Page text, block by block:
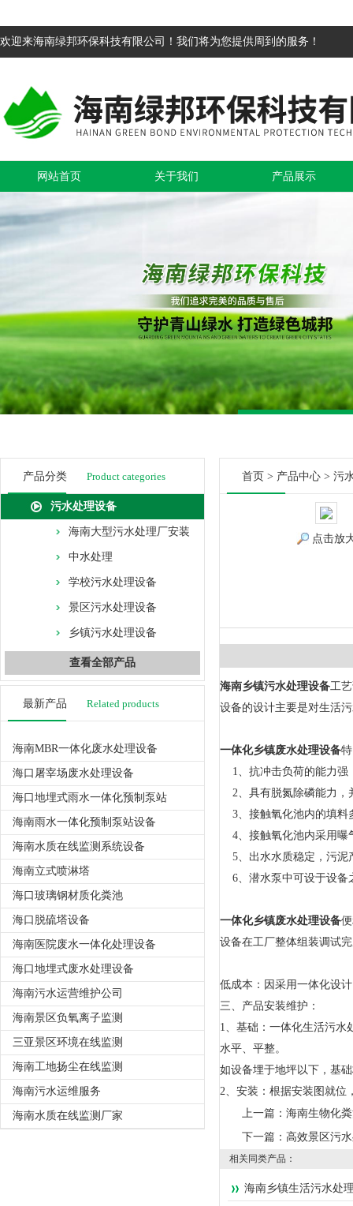
欢迎来海南绿邦环保科技有限公司！我们将为您提供周到的服务！
网站首页 关于我们 产品展示
产品分类 Product categories
污水处理设备
海南大型污水处理厂安装
中水处理
学校污水处理设备
景区污水处理设备
乡镇污水处理设备
查看全部产品
最新产品 Related products
海南MBR一体化废水处理设备
海口屠宰场废水处理设备
海口地埋式雨水一体化预制泵站
海南雨水一体化预制泵站设备
海南水质在线监测系统设备
海南立式喷淋塔
海口玻璃钢材质化粪池
海口脱硫塔设备
海南医院废水一体化处理设备
海口地埋式废水处理设备
海南污水运营维护公司
海南景区负氧离子监测
三亚景区环境在线监测
海南工地扬尘在线监测
海南污水运维服务
海南水质在线监测厂家
首页 > 产品中心 > 污
点击放
海南乡镇污水处理设备工
设备的设计主要是对生活
一体化乡镇废水处理设备
1、抗冲击负荷的能力强
2、具有脱氮除磷能力，
3、接触氧化池内的填料
4、接触氧化池内采用曝
5、出水水质稳定，污泥
6、潜水泵中可设于设备
一体化乡镇废水处理设备
设备在工厂整体组装调试
低成本：因采用一体化设
三、产品安装维护：
1、基础：一体化生活污水
水平、平整。
如设备埋于地坪以下，基
2、安装：根据安装图就位
上一篇： 海南生物化
下一篇： 高效景区污
相关同类产品：
海南乡镇生活污水处